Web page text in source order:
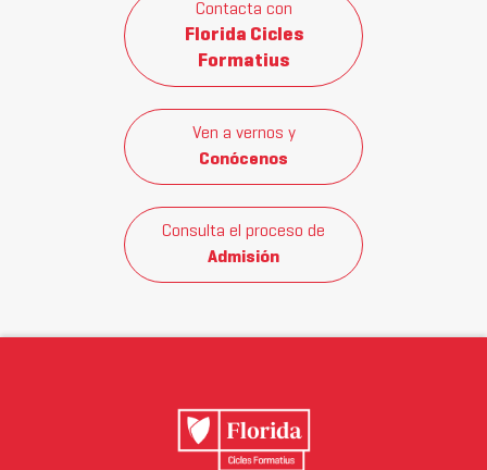
Contacta con
Florida Cicles
Formatius
Ven a vernos y
Conócenos
Consulta el proceso de
Admisión